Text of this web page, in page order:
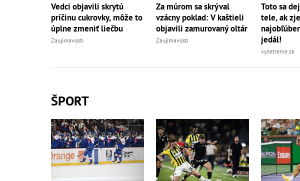
Vedci objavili skrytú
príčinu cukrovky, môže to
úplne zmeniť liečbu
Zaujímavosti
Za múrom sa skrýval
vzácny poklad: V kaštieli
objavili zamurovaný oltár
Zaujímavosti
Toto sa
tele, ak
jedál!
vysetrenie.sk
ŠPORT